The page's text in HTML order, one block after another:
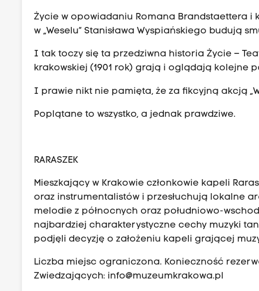
Życie w opowiadaniu Romana Brandstaettera
w „Weselu” Stanisława Wyspiańskiego budują
I tak toczy się ta przedziwna historia Życie –
krakowskiej (1901 rok) grają i oglądają kolejne
I prawie nikt nie pamięta, że za fikcyjną akcją
Poplątane to wszystko, a jednak prawdziwe.
RARASZEK
Mieszkający w Krakowie członkowie kapeli
oraz instrumentalistów i przesłuchują lokalne
melodie z północnych oraz południowo-
najbardziej charakterystyczne cechy muzyki
podjęli decyzję o założeniu kapeli grającej
Liczba miejsc ograniczona. Konieczność
Zwiedzających: info@muzeumkrakowa.pl